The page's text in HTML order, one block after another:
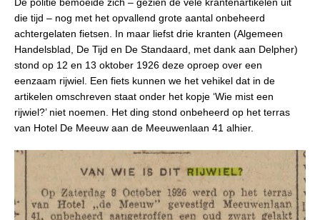
die tijd – nog met het opvallend grote aantal onbeheerd
achtergelaten fietsen. In maar liefst drie kranten (Algemeen
Handelsblad, De Tijd en De Standaard, met dank aan Delpher)
stond op 12 en 13 oktober 1926 deze oproep over een
eenzaam rijwiel. Een fiets kunnen we het vehikel dat in de
artikelen omschreven staat onder het kopje ‘Wie mist een
rijwiel?’ niet noemen. Het ding stond onbeheerd op het terras
van Hotel De Meeuw aan de Meeuwenlaan 41 alhier.